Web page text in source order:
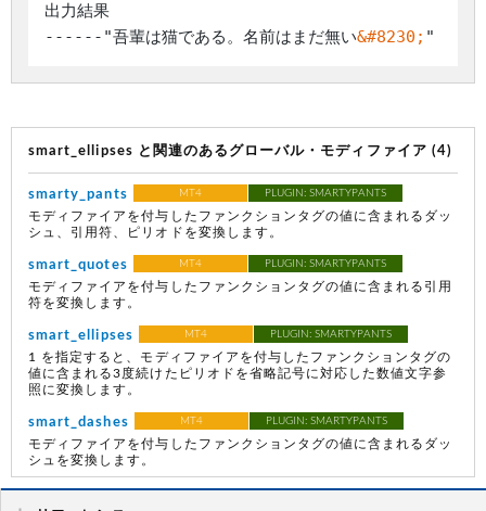
出力結果
------"吾輩は猫である。名前はまだ無い&#8230;
smart_ellipses と関連のあるグローバル・モディファイア (4)
smarty_pants MT4 PLUGIN: SMARTYPANTS
モディファイアを付与したファンクションタグの値に含まれるダッ
シュ、引用符、ピリオドを変換します。
smart_quotes MT4 PLUGIN: SMARTYPANTS
モディファイアを付与したファンクションタグの値に含まれる引用
符を変換します。
smart_ellipses MT4 PLUGIN: SMARTYPANTS
1 を指定すると、モディファイアを付与したファンクションタグの
値に含まれる3度続けたピリオドを省略記号に対応した数値文字参
照に変換します。
smart_dashes MT4 PLUGIN: SMARTYPANTS
モディファイアを付与したファンクションタグの値に含まれるダッ
シュを変換します。